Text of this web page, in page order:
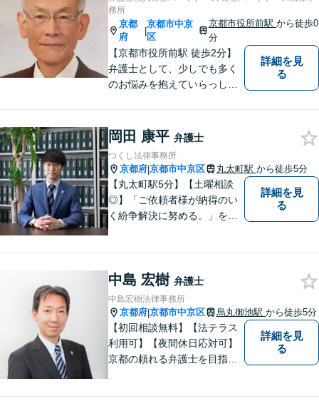
約）全社対応いたします】
務所
京都
府
|
京都市中京
区
京都市役所前駅から徒歩0
分
【京都市役所前駅 徒歩2分】
弁護士として、少しでも多く
のお悩みを抱えていらっしゃ
せください。
詳細を見
る
岡田 康平 弁護士
つくし法律事務所
京都府|京都市中京区 丸太町駅 から徒歩5分
【丸太町駅5分】【土曜相談
◎】「ご依頼者様が納得のい
く紛争解決に努める。」をモ
題、中小企業関連法務で多数
実績ございます。ぜひ皆様の
お悩みをお聞かせください。
詳細を見
る
中島 宏樹 弁護士
中島宏樹法律事務所
京都府|京都市中京区 烏丸御池駅 から徒歩5分
【初回相談無料】【法テラス
利用可】【夜間休日応対可】
京都の頼れる弁護士を目指し
詳細を見
る